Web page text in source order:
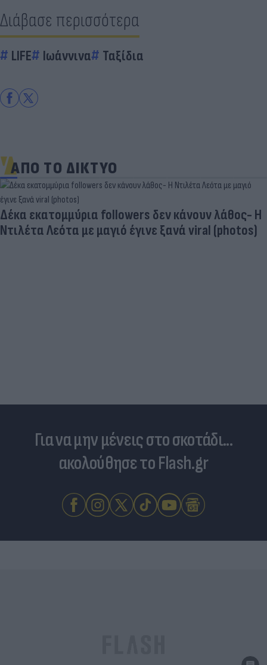
Διάβασε περισσότερα
LIFE Ιωάννινα Ταξίδια
ΑΠΟ ΤΟ ΔΙΚΤΥΟ
Δέκα εκατομμύρια followers δεν κάνουν λάθος- Η
Ντιλέτα Λεότα με μαγιό έγινε ξανά viral (photos)
Για να μην μένεις στο σκοτάδι...
ακολούθησε το Flash.gr